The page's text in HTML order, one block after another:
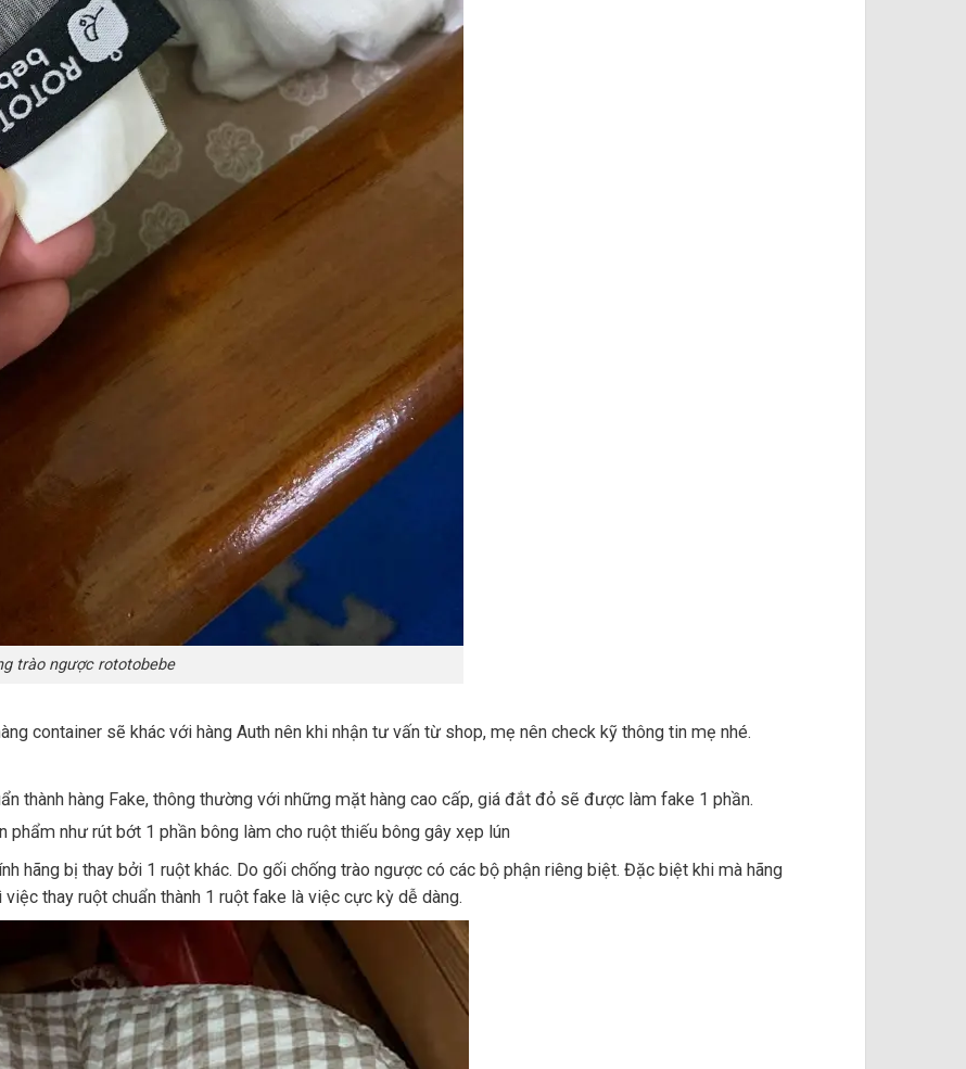
trào ngược rototobebe
container sẽ khác với hàng Auth nên khi nhận tư vấn từ shop, mẹ nên check kỹ thông tin mẹ nhé.
thành hàng Fake, thông thường với những mặt hàng cao cấp, giá đắt đỏ sẽ được làm fake 1 phần.
phẩm như rút bớt 1 phần bông làm cho ruột thiếu bông gây xẹp lún
hãng bị thay bởi 1 ruột khác. Do gối chống trào ngược có các bộ phận riêng biệt. Đặc biệt khi mà hãng
thay ruột chuẩn thành 1 ruột fake là việc cực kỳ dễ dàng.